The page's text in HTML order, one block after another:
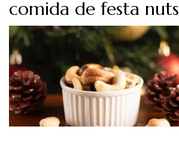
comida de festa nuts